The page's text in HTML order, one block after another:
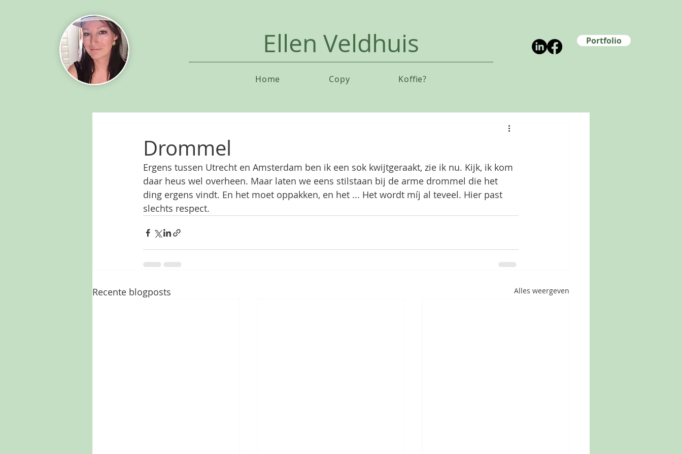
Ellen Veldhuis
Home Copy Koffie?
Portfolio
Drommel
Ergens tussen Utrecht en Amsterdam ben ik een sok kwijtgeraakt, zie ik nu. Kijk, ik kom
daar heus wel overheen. Maar laten we eens stilstaan bij de arme drommel die het
ding ergens vindt. En het moet oppakken, en het ... Het wordt míj al teveel. Hier past
slechts respect.
Recente blogposts Alles weergeven